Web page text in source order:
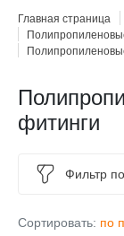
Главная страница
фитинги
Фильтр
Сортировать: по